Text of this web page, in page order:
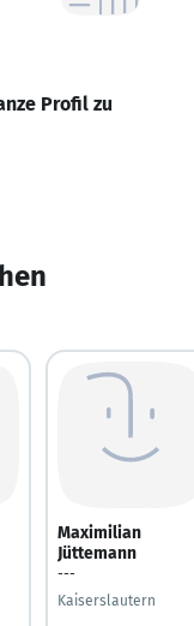
Profil zu
Maximilian
Jüttemann
---
Kaiserslautern